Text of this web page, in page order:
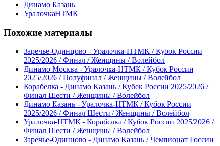
Динамо Казань
УралочкаНТМК
Похожие материалы
Заречье-Одинцово - Уралочка-НТМК / Кубок России
2025/2026 / Финал / Женщины / Волейбол
Динамо Москва - Уралочка-НТМК / Кубок России
2025/2026 / Полуфинал / Женщины / Волейбол
Корабелка - Динамо Казань / Кубок России 2025/2026 /
Финал Шести / Женщины / Волейбол
Динамо Казань - Уралочка-НТМК / Кубок России
2025/2026 / Финал Шести / Женщины / Волейбол
Уралочка-НТМК - Корабелка / Кубок России 2025/2026 /
Финал Шести / Женщины / Волейбол
Заречье-Одинцово - Динамо Казань / Чемпионат России